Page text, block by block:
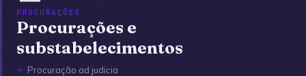
PROCURAÇÕES
Procurações e
substabelecimentos
Procuração ad judicia